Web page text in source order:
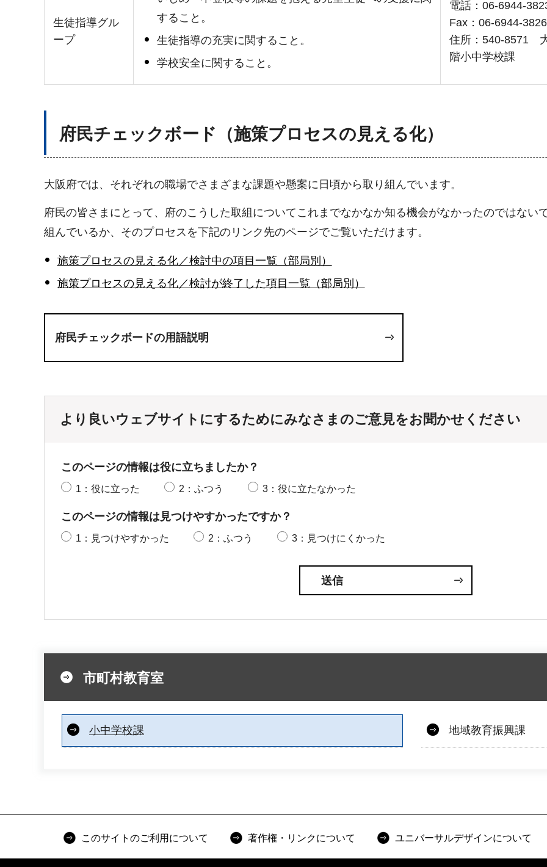
生徒指導グル
ープ
すること。
生徒指導の充実に関すること。
学校安全に関すること。
電話：06-6944-
Fax：06-6944-3826
住所：540-8571
階小中学校課
府民チェックボード（施策プロセスの見える化）
大阪府では、それぞれの職場でさまざまな課題や懸案に日頃から取り組んでいます。
府民の皆さまにとって、府のこうした取組についてこれまでなかなか知る機会がなかったのではない
組んでいるか、そのプロセスを下記のリンク先のページでご覧いただけます。
施策プロセスの見える化／検討中の項目一覧（部局別）
施策プロセスの見える化／検討が終了した項目一覧（部局別）
府民チェックボードの用語説明
より良いウェブサイトにするためにみなさまのご意見をお聞かせください
このページの情報は役に立ちましたか？
1：役に立った 2：ふつう 3：役に立たなかった
このページの情報は見つけやすかったですか？
1：見つけやすかった 2：ふつう 3：見つけにくかった
市町村教育室
小中学校課 地域教育振興課
このサイトのご利用について 著作権・リンクについて ユニバーサルデザインについて